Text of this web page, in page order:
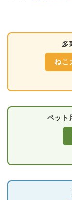
多
ねこ
ペット